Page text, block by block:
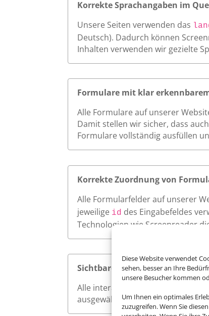
Diese Website verwendet
sehen, besser an Ihre
unsere Besucher kommen
Um Ihnen ein optimales
zuzugreifen. Wenn Sie
Korrekte Sprachangaben im
Unsere Seiten verwenden das
Deutsch). Dadurch können
Inhalten verwenden wir gezielte
Formulare mit klar
Alle Formulare auf unserer
Damit stellen wir sicher, dass
Formulare vollständig ausfüllen
Korrekte Zuordnung von
Alle Formularfelder auf unserer
jeweilige id des Eingabefeldes
Technologien wie Screenreader
Sichtbarer Fokus
Alle interaktiven Elemente auf
ausgewählt werden. So